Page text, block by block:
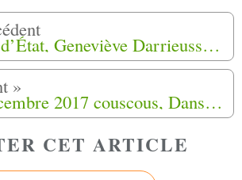
La secrétaire d’État, Geneviève Darrieussecq, attendue dans le Lot-et-Garonne
Samedi 2 Décembre 2017 couscous, Danseuses orientales à Brignoles (83) de l'Association Harkis du Var
CET ARTICLE